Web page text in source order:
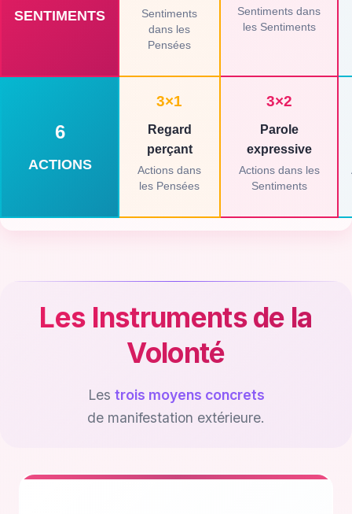
SENTIMENTS
Sentiments
dans les
Pensées
Sentiments dans
les Sentiments
6
ACTIONS
3×1
Regard
perçant
Actions dans
les Pensées
3×2
Parole
expressive
Actions dans les
Sentiments
Les Instruments de la
Volonté
Les trois moyens concrets
de manifestation extérieure.